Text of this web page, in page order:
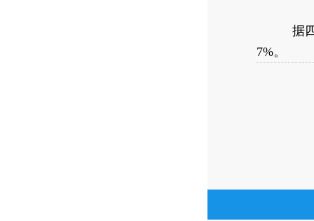
据四川
7%。